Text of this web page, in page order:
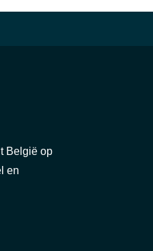
België op
en